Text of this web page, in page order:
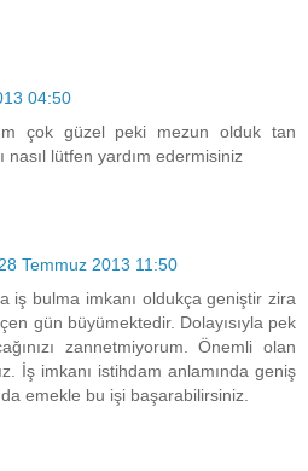
04:50
çok güzel peki mezun olduk tan
nasıl lütfen yardım edermisiniz
28 Temmuz 2013 11:50
iş bulma imkanı oldukça geniştir zira
gün büyümektedir. Dolayısıyla pek
zannetmiyorum. Önemli olan
İş imkanı istihdam anlamında geniş
emekle bu işi başarabilirsiniz.